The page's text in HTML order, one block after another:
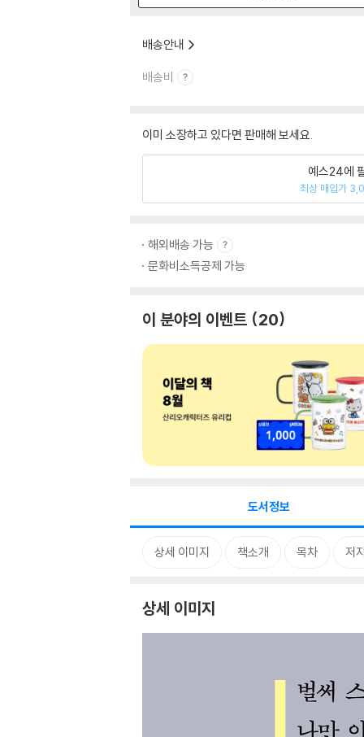
배송안내
배송비
이미 소장하고 있다면 판매해 보세요.
예스24에
최상 매입가
해외배송 가능
문화비소득공제 가능
이 분야의 이벤트 20
도서정보
상세 이미지 책소개 목차 저
상세 이미지